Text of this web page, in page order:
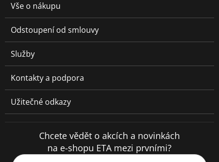
Vše o nákupu
Odstoupení od smlouvy
Služby
Kontakty a podpora
Užitečné odkazy
Chcete vědět o akcích a novinkách
na e-shopu ETA mezi prvními?
Váš e-mail